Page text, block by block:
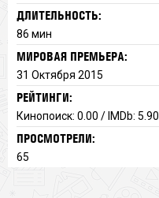
ДЛИТЕЛЬНОСТЬ:
86 мин
МИРОВАЯ ПРЕМЬЕРА:
31 Октября 2015
РЕЙТИНГИ:
Кинопоиск: 0.00 / IMDb: 5.90
ПРОСМОТРЕЛИ:
65